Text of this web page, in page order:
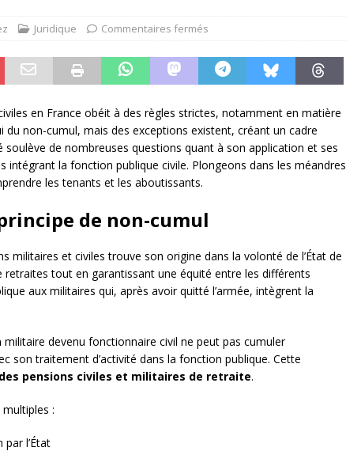
Juridique Commentaires fermés
en France obéit à des règles strictes, notamment en matière
du non-cumul, mais des exceptions existent, créant un cadre
de nombreuses questions quant à son application et ses
intégrant la fonction publique civile. Plongeons dans les méandres
les tenants et les aboutissants.
de non-cumul
militaires et civiles trouve son origine dans la volonté de l’État de
tout en garantissant une équité entre les différents
aux militaires qui, après avoir quitté l’armée, intègrent la
militaire devenu fonctionnaire civil ne peut pas cumuler
son traitement d’activité dans la fonction publique. Cette
pensions civiles et militaires de retraite.
:
l’État